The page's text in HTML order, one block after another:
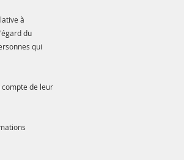
à
du
qui
de leur